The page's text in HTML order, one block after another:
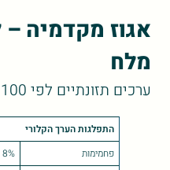
אגוז מקדמיה –
מלח
ערכים תזונתיים לפי 100 גרם
התפלגות הערך הקלורי
פחמימות
8%